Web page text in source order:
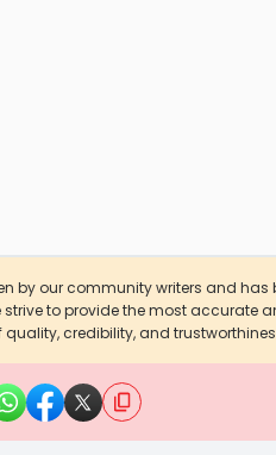
by our community writers and has
strive to provide the most accurate
credibility, and